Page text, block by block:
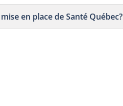
en place de Santé Québec?